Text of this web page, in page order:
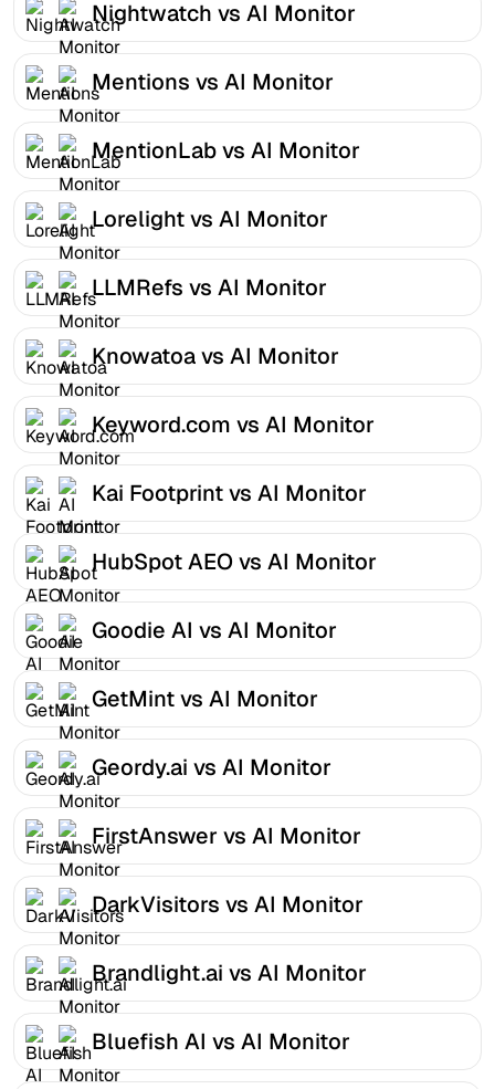
Nightwatch vs AI Monitor
Mentions vs AI Monitor
MentionLab vs AI Monitor
Lorelight vs AI Monitor
LLMRefs vs AI Monitor
Knowatoa vs AI Monitor
Keyword.com vs AI Monitor
Kai Footprint vs AI Monitor
HubSpot AEO vs AI Monitor
Goodie AI vs AI Monitor
GetMint vs AI Monitor
Geordy.ai vs AI Monitor
FirstAnswer vs AI Monitor
DarkVisitors vs AI Monitor
Brandlight.ai vs AI Monitor
Bluefish AI vs AI Monitor